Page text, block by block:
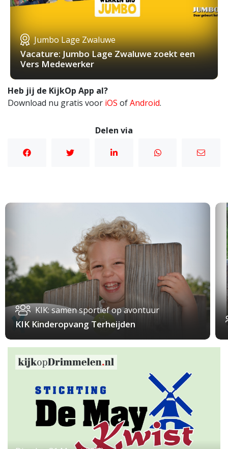
Jumbo Lage Zwaluwe
Vacature: Jumbo Lage Zwaluwe zoekt een
Vers Medewerker
Heb jij de KijkOp App al?
Download nu gratis voor iOS ofAndroid.
Delen via
KIK: samen sportief op avontuur
KIK Kinderopvang Terheijden